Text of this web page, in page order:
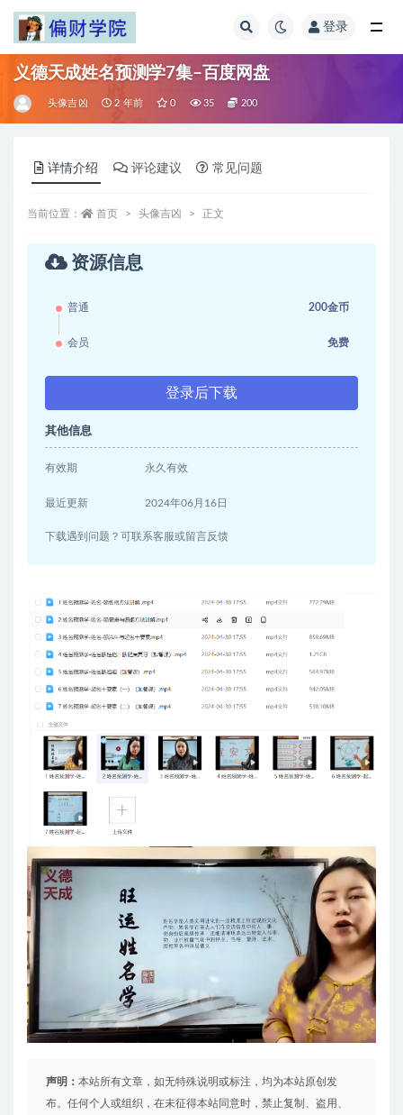
登录
义德天成姓名预测学7集–百度网盘
头像吉凶 2 年前 0 35 200
详情介绍 评论建议 常见问题
当前位置： 首页 头像吉凶 正文
资源信息
普通 200金币
会员 免费
登录后下载
其他信息
有效期 永久有效
最近更新 2024年06月16日
下载遇到问题？可联系客服或留言反馈
声明： 本站所有文章，如无特殊说明或标注，均为本站原创发
布。任何个人或组织，在未征得本站同意时，禁止复制、盗用、